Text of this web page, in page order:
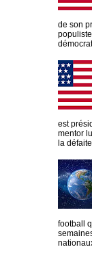
de son
est
mentor
la
football